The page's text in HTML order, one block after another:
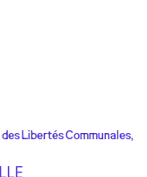
Libertés Communales,